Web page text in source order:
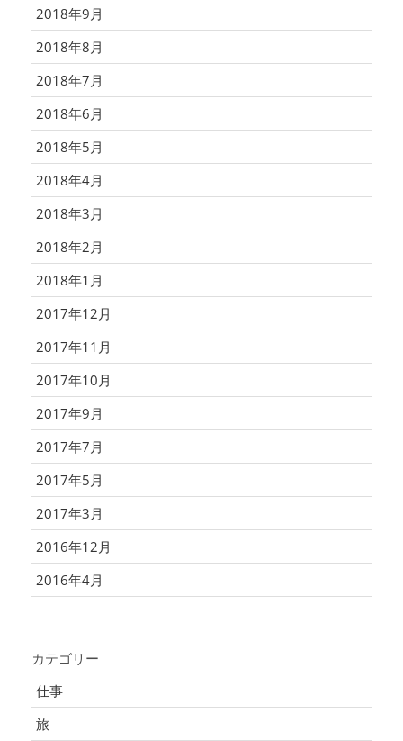
2018年9月
2018年8月
2018年7月
2018年6月
2018年5月
2018年4月
2018年3月
2018年2月
2018年1月
2017年12月
2017年11月
2017年10月
2017年9月
2017年7月
2017年5月
2017年3月
2016年12月
2016年4月
カテゴリー
仕事
旅